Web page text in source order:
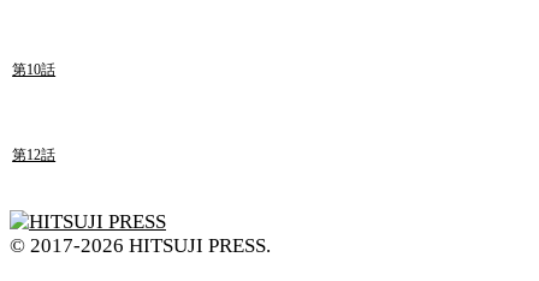
第10話
第12話
© 2017-2026 HITSUJI PRESS.